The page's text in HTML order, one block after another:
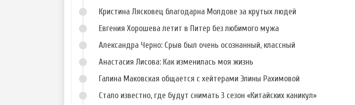
Кристина Лясковец благодарна Молдове за крутых людей
Евгения Хорошева летит в Питер без любимого мужа
Александра Черно: Срыв был очень осознанный, классный
Анастасия Лисова: Как изменилась моя жизнь
Галина Маковская общается с хейтерами Элины Рахимовой
Стало известно, где будут снимать 3 сезон «Китайских каникул»